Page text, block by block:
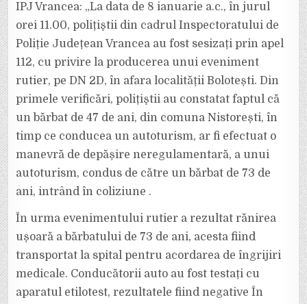
IPJ Vrancea: „La data de 8 ianuarie a.c., în jurul
orei 11.00, polițiştii din cadrul Inspectoratului de
Poliție Județean Vrancea au fost sesizați prin apel
112, cu privire la producerea unui eveniment
rutier, pe DN 2D, în afara localității Bolotești. Din
primele verificări, polițiştii au constatat faptul că
un bărbat de 47 de ani, din comuna Nistorești, în
timp ce conducea un autoturism, ar fi efectuat o
manevră de depășire neregulamentară, a unui
autoturism, condus de către un bărbat de 73 de
ani, intrând în coliziune .
În urma evenimentului rutier a rezultat rănirea
ușoară a bărbatului de 73 de ani, acesta fiind
transportat la spital pentru acordarea de îngrijiri
medicale. Conducătorii auto au fost testați cu
aparatul etilotest, rezultatele fiind negative În